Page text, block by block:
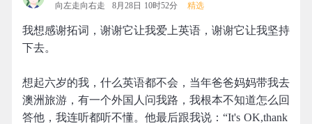
向左走向右走 8月28日 10时52分 精选
我想感谢拓词，谢谢它让我爱上英语，谢谢它让我坚持
下去。
想起六岁的我，什么英语都不会，当年爸爸妈妈带我去
澳洲旅游，有一个外国人问我路，我根本不知道怎么回
答他，我连听都听不懂。他最后跟我说：“It's OK,thank